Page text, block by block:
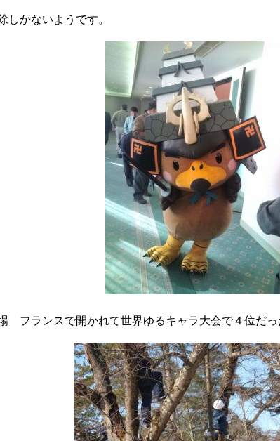
しかないようです。
フランスで開かれて世界ゆるキャラ大会で４位だっ